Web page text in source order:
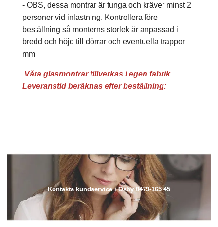
Kontakta kundservice i Osby 0479-165 45
- OBS, dessa montrar är tunga och kräver minst 2
personer vid inlastning. Kontrollera före
beställning så monterns storlek är anpassad i
bredd och höjd till dörrar och eventuella trappor
mm.
Våra glasmontrar tillverkas i egen fabrik.
Leveranstid beräknas efter beställning: